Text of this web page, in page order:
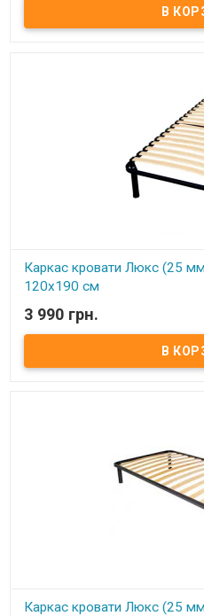
Каркас кровати Усиленный (25
Размер: 140х190 см Материал
пластик. Тип каркаса:
Каркас кровати Люкс (25
120х190 см
В наличии
Каркас кровати Усиленный (25
Размер: 120х190 см Материал
пластик. Тип каркаса:
3 990 грн.
Каркас кровати Люкс (25